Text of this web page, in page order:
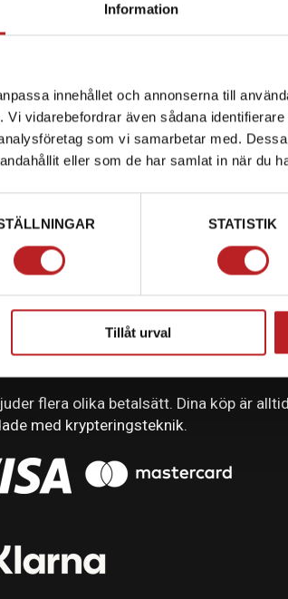
Information
innehållet och annonserna till
vidarebefordrar även sådana
som vi samarbetar med.
eller som de har samlat in när du
STATISTIK
Tillåt urval
flera olika betalsätt. Dina köp är alltid
med krypteringsteknik.